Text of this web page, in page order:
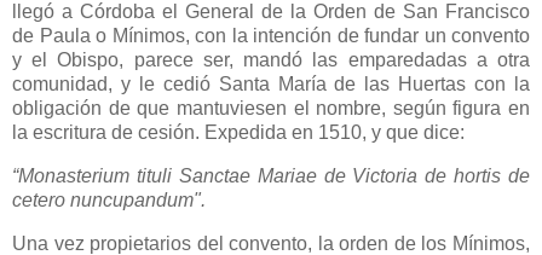
llegó a Córdoba el General de la Orden de San Francisco
de Paula o Mínimos, con la intención de fundar un convento
y el Obispo, parece ser, mandó las emparedadas a otra
comunidad, y le cedió Santa María de las Huertas con la
obligación de que mantuviesen el nombre, según figura en
la escritura de cesión. Expedida en 1510, y que dice:
“Monasterium tituli Sanctae Mariae de Victoria de hortis de
cetero nuncupandum".
Una vez propietarios del convento, la orden de los Mínimos,